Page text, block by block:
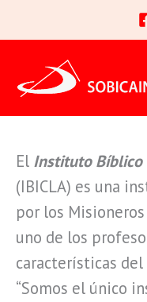
al
contenido
El Instituto Bíblico
(IBICLA) es una
por los
uno de los
características
“Somos el único